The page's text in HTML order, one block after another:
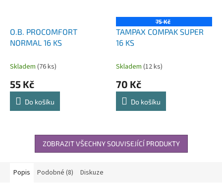
O.B. PROCOMFORT
NORMAL 16 KS
Skladem (76 ks)
55 Kč
Do košíku
75 Kč
TAMPAX COMPAK SUPER
16 KS
Skladem (12 ks)
70 Kč
Do košíku
ZOBRAZIT VŠECHNY SOUVISEJÍCÍ PRODUKTY
Popis Podobné (8) Diskuze